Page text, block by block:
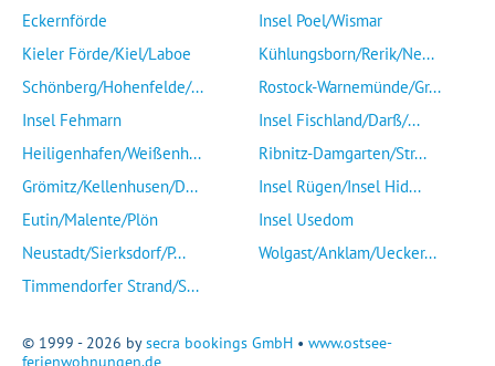
Eckernförde
Kieler Förde/Kiel/Laboe
Schönberg/Hohenfelde/...
Insel Fehmarn
Heiligenhafen/Weißenh...
Grömitz/Kellenhusen/D...
Eutin/Malente/Plön
Neustadt/Sierksdorf/P...
Timmendorfer Strand/S...
Insel Poel/Wismar
Kühlungsborn/Rerik/Ne...
Rostock-Warnemünde/Gr...
Insel Fischland/Darß/...
Ribnitz-Damgarten/Str...
Insel Rügen/Insel Hid...
Insel Usedom
Wolgast/Anklam/Uecker...
© 1999 - 2026 bysecra bookings GmbH • www.ostsee-
ferienwohnungen.de